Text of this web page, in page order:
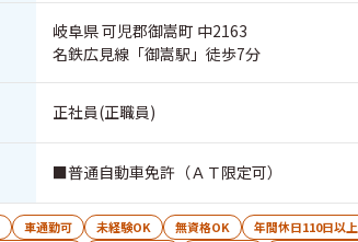
岐阜県 可児郡御嵩町 中2163
名鉄広見線「御嵩駅」徒歩7分
正社員(正職員)
■普通自動車免許（ＡＴ限定可）
車通勤可 未経験OK 無資格OK
年間休日110日以上